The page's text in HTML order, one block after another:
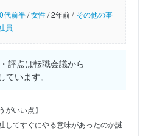
代前半/女性/2年前 / その他の事
員
評点は転職会議から
ています。
がいい点】
してすぐにやる意味があったのか謎